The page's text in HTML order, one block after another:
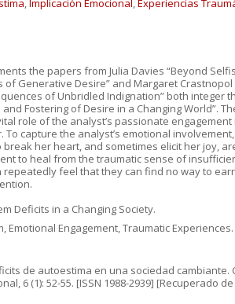
,Implicación Emocional,Experiencias
the papers from Julia Davies “Beyond
of Generative Desire” and Margaret
of Unbridled Indignation” both integer
Fostering of Desire in a Changing World”.
role of the analyst’s passionate engagement
capture the analyst’s emotional
break her heart, and sometimes elicit her joy,
to heal from the traumatic sense of
repeatedly feel that they can find no way to
Deficits in a Changing Society.
Emotional Engagement, Traumatic Experiences.
de autoestima en una sociedad cambiante.
6 (1): 52-55. [ISSN 1988-2939] [Recuperado de